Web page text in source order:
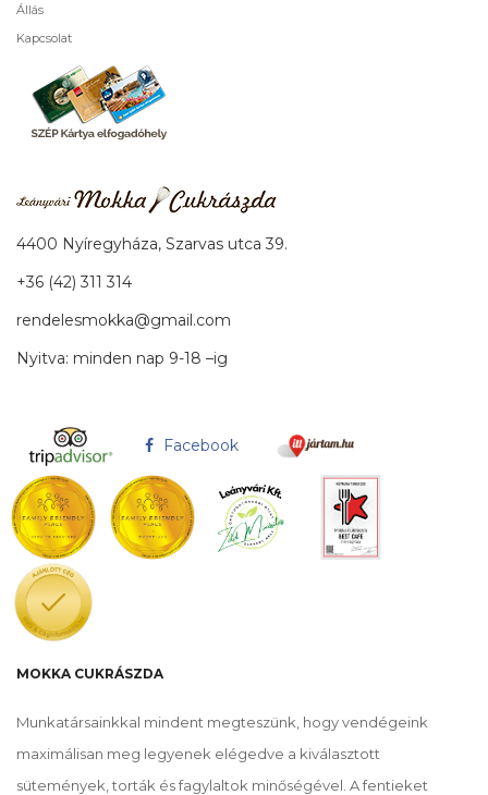
Állás
Kapcsolat
4400 Nyíregyháza, Szarvas utca 39.
+36 (42) 311 314
rendelesmokka@gmail.com
Nyitva: minden nap 9-18 –ig
Facebook
MOKKA CUKRÁSZDA
Munkatársainkkal mindent megteszünk, hogy vendégeink
maximálisan meg legyenek elégedve a kiválasztott
sütemények, torták és fagylaltok minőségével. A fentieket